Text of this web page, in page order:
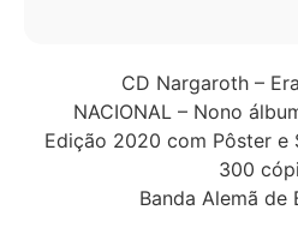
CD Nargaroth –
NACIONAL – Nono
Edição 2020 com Pôster e
300
Banda Alemã de